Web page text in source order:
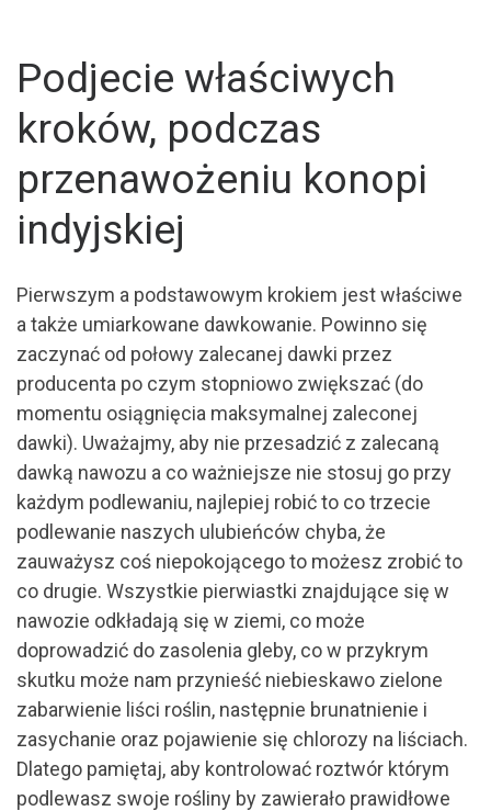
Podjecie właściwych
kroków, podczas
przenawożeniu konopi
indyjskiej
Pierwszym a podstawowym krokiem jest właściwe
a także umiarkowane dawkowanie. Powinno się
zaczynać od połowy zalecanej dawki przez
producenta po czym stopniowo zwiększać (do
momentu osiągnięcia maksymalnej zaleconej
dawki). Uważajmy, aby nie przesadzić z zalecaną
dawką nawozu a co ważniejsze nie stosuj go przy
każdym podlewaniu, najlepiej robić to co trzecie
podlewanie naszych ulubieńców chyba, że
zauważysz coś niepokojącego to możesz zrobić to
co drugie. Wszystkie pierwiastki znajdujące się w
nawozie odkładają się w ziemi, co może
doprowadzić do zasolenia gleby, co w przykrym
skutku może nam przynieść niebieskawo zielone
zabarwienie liści roślin, następnie brunatnienie i
zasychanie oraz pojawienie się chlorozy na liściach.
Dlatego pamiętaj, aby kontrolować roztwór którym
podlewasz swoje rośliny by zawierało prawidłowe